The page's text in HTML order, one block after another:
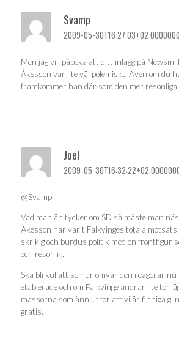
Svamp
2009-05-
Men jag vill påpeka att ditt inlägg på
Åkesson var lite väl polemiskt. Även om du
framkommer han där som den mer resonliga
Joel
2009-05-
@Svamp
Vad man än tycker om SD så måste man
Åkesson har varit Falkvinges totala motsats
skrikig och burdus politik med en frontfigur
och resonlig.
Ska bli kul att se hur omvärlden reagerar nu
etablerade och om Falkvinge ändrar lite
massorna som ännu tror att vi är finniga
gratis.